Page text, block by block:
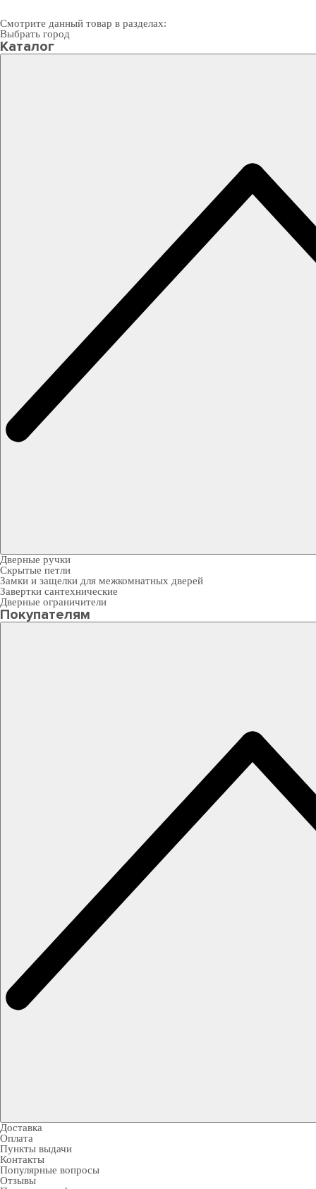
Смотрите данный товар в разделах:
Выбрать город
Каталог
Дверные ручки
Скрытые петли
Замки и защелки для межкомнатных дверей
Завертки сантехнические
Дверные ограничители
Покупателям
Доставка
Оплата
Пункты выдачи
Контакты
Популярные вопросы
Отзывы